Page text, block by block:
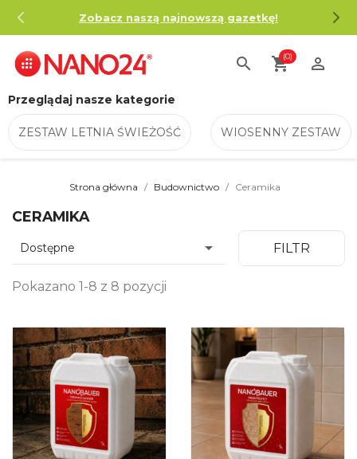
Zobacz naszą najnowszą gazetkę!
search shopping_cart
(0) 
Przeglądaj nasze kategorie
ZESTAW LETNIA ŚWIEŻOŚĆ WIOSENNY ZESTAW
Strona główna Budownictwo Ceramika
CERAMIKA
Dostępne  FILTR
Pokazano 1-8 z 8 pozycji